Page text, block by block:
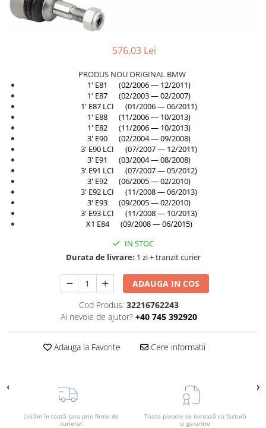
Capac bara
Capota spate
Carenaj roata
Deflector aer
Elemente caroserie
Inchidere aripa
Oglindă
Overfender aripa
Panou acoperire trigger
Rama radiator
Suport aripa
Suport far
Usa spate
TAMPON
576,03 Lei
PRODUS NOU ORIGINAL BMW
1' E81 (02/2006 — 12/2011)
1' E87 (02/2003 — 02/2007)
1' E87 LCI (01/2006 — 06/2011)
1' E88 (11/2006 — 10/2013)
1' E82 (11/2006 — 10/2013)
3' E90 (02/2004 — 09/2008)
3' E90 LCI (07/2007 — 12/2011)
3' E91 (03/2004 — 08/2008)
3' E91 LCI (07/2007 — 05/2012)
3' E92 (06/2005 — 02/2010)
3' E92 LCI (11/2008 — 06/2013)
3' E93 (09/2005 — 02/2010)
3' E93 LCI (11/2008 — 10/2013)
X1 E84 (09/2008 — 06/2015)
IN STOC
Durata de livrare: 1 zi + tranzit curier
ADAUGA IN COS
Cod Produs: 32216762243
Ai nevoie de ajutor? +40 745 392920
Adauga la Favorite Cere informatii
Livrăm în toată țara prin firme de
curierat
Toate piesele se livrează cu factură
și garanție